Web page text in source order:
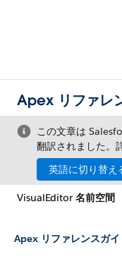
Apex リファレ
この文章は
翻訳されました。
英語に切り替え
VisualEditor 名前空間
Apex リファレンスガイ